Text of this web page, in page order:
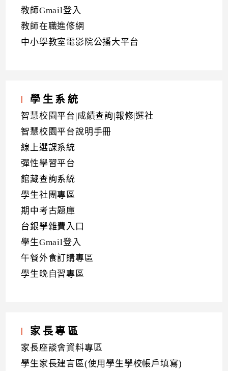
教師Gmail登入
教師在職進修網
中小學教室電影院公播大平台
學生系統
智慧校園平台|成績查詢|報修|選社
智慧校園平台說明手冊
線上選課系統
彈性學習平台
館藏查詢系統
學生社團專區
期中考古題庫
台銀學雜費入口
學生Gmail登入
午餐外食訂購專區
學生晚自習專區
家長專區
家長座談會資料專區
學生家長建言區(使用學生學校帳戶填寫)